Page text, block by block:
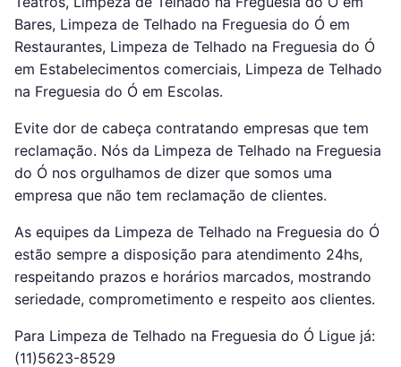
Bares, Limpeza de Telhado na Freguesia do Ó em
Restaurantes, Limpeza de Telhado na Freguesia do Ó
em Estabelecimentos comerciais, Limpeza de Telhado
na Freguesia do Ó em Escolas.
Evite dor de cabeça contratando empresas que tem
reclamação. Nós da Limpeza de Telhado na Freguesia
do Ó nos orgulhamos de dizer que somos uma
empresa que não tem reclamação de clientes.
As equipes da Limpeza de Telhado na Freguesia do Ó
estão sempre a disposição para atendimento 24hs,
respeitando prazos e horários marcados, mostrando
seriedade, comprometimento e respeito aos clientes.
Para Limpeza de Telhado na Freguesia do Ó Ligue já:
(11)5623-8529